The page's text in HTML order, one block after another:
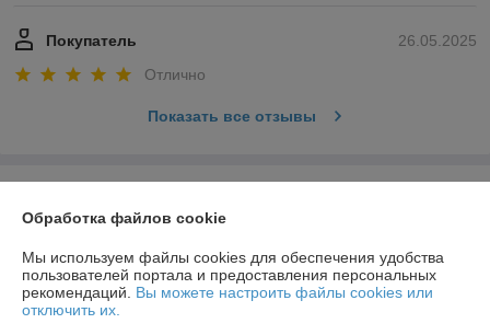
26.05.2025
Покупатель
Отлично
Показать все отзывы
Доставка и оплата
Обработка файлов cookie
Мы используем файлы cookies для обеспечения удобства
пользователей портала и предоставления персональных
рекомендаций. Вы можете настроить файлы cookies или
отключить их.